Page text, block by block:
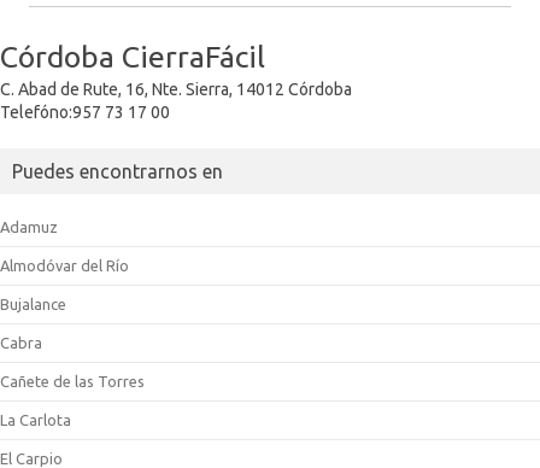
Córdoba CierraFácil
C. Abad de Rute, 16, Nte. Sierra, 14012 Córdoba
Telefóno:957 73 17 00
Puedes encontrarnos en
Adamuz
Almodóvar del Río
Bujalance
Cabra
Cañete de las Torres
La Carlota
El Carpio